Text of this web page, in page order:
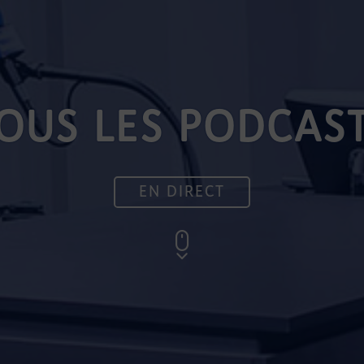
LES
EN DIRECT